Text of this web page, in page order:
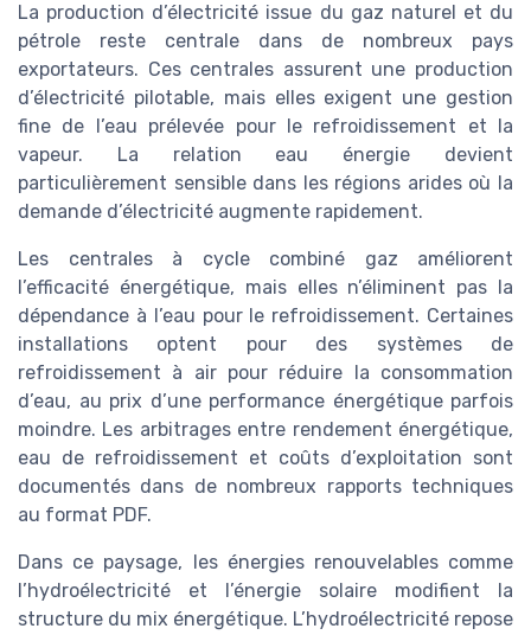
La production d’électricité issue du gaz naturel et du
pétrole reste centrale dans de nombreux pays
exportateurs. Ces centrales assurent une production
d’électricité pilotable, mais elles exigent une gestion
fine de l’eau prélevée pour le refroidissement et la
vapeur. La relation eau énergie devient
particulièrement sensible dans les régions arides où la
demande d’électricité augmente rapidement.
Les centrales à cycle combiné gaz améliorent
l’efficacité énergétique, mais elles n’éliminent pas la
dépendance à l’eau pour le refroidissement. Certaines
installations optent pour des systèmes de
refroidissement à air pour réduire la consommation
d’eau, au prix d’une performance énergétique parfois
moindre. Les arbitrages entre rendement énergétique,
eau de refroidissement et coûts d’exploitation sont
documentés dans de nombreux rapports techniques
au format PDF.
Dans ce paysage, les énergies renouvelables comme
l’hydroélectricité et l’énergie solaire modifient la
structure du mix énergétique. L’hydroélectricité repose